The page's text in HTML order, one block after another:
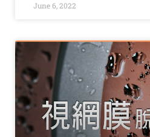
June 6, 2022